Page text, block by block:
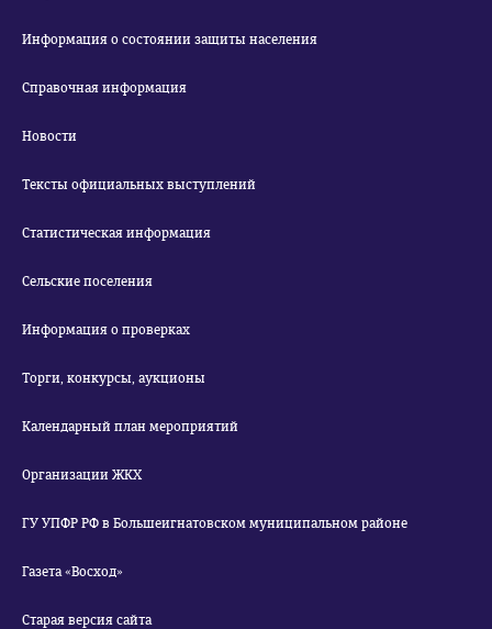
Информация о состоянии защиты населения
Справочная информация
Новости
Тексты официальных выступлений
Статистическая информация
Сельские поселения
Информация о проверках
Торги, конкурсы, аукционы
Календарный план мероприятий
Организации ЖКХ
ГУ УПФР РФ в Большеигнатовском муниципальном районе
Газета «Восход»
Старая версия сайта